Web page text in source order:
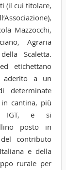
(il cui titolare,
Mazzocchi,
Agraria
Scaletta.
etichettano
aderito a un
determinate
cantina, più
IGT, e si
posto in
contributo
e della
rurale per